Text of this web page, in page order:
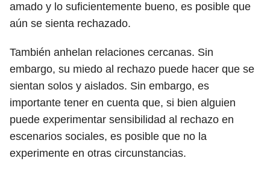
amado y lo suficientemente bueno, es posible que
aún se sienta rechazado.
También anhelan relaciones cercanas. Sin
embargo, su miedo al rechazo puede hacer que se
sientan solos y aislados. Sin embargo, es
importante tener en cuenta que, si bien alguien
puede experimentar sensibilidad al rechazo en
escenarios sociales, es posible que no la
experimente en otras circunstancias.